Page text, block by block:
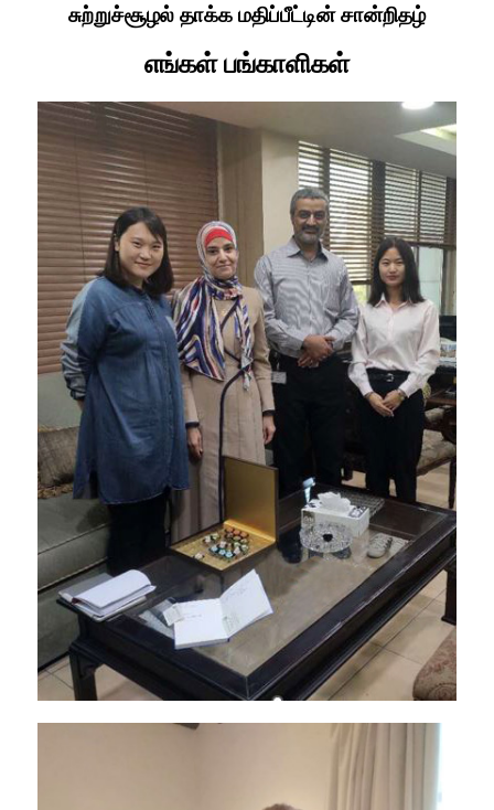
சுற்றுச்சூழல் தாக்க மதிப்பீட்டின் சான்றிதழ்
எங்கள் பங்காளிகள்